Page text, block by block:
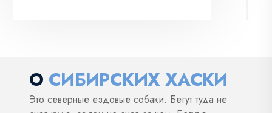
О СИБИРСКИХ ХАСКИ
Это северные ездовые собаки. Бегут туда не